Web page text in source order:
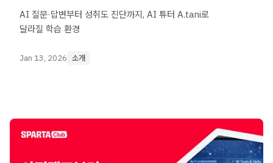
AI 질문·답변부터 성취도 진단까지, AI 튜터 A.tani로
달라질 학습 환경
Jan 13, 2026 소개